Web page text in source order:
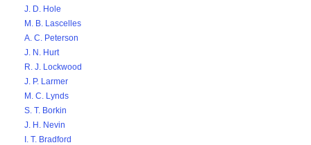
J. D. Hole
M. B. Lascelles
A. C. Peterson
J. N. Hurt
R. J. Lockwood
J. P. Larmer
M. C. Lynds
S. T. Borkin
J. H. Nevin
I. T. Bradford